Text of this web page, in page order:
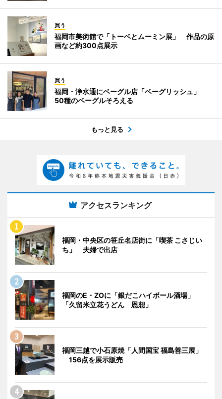
買う
福岡市美術館で「トーベとムーミン展」 作品の原
画など約300点展示
買う
福岡・浄水通にベーグル店「ベーグリッシュ」
50種のベーグルそろえる
もっと見る
アクセスランキング
福岡・中央区の笹丘名店街に「喫茶 こさじい
ち」 夫婦で出店
福岡のE・ZOに「銀だこハイボール酒場」
「久留米立花うどん 恩想」
福岡三越で小石原焼「人間国宝 福島善三展」
156点を展示販売